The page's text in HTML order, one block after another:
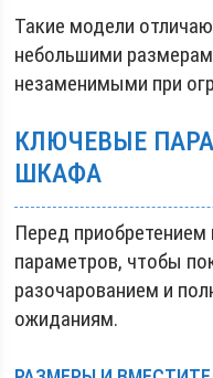
Такие модели
небольшими
незаменимыми при
КЛЮЧЕВЫЕ
ШКАФА
Перед
параметров, чтобы
разочарованием и
ожиданиям.